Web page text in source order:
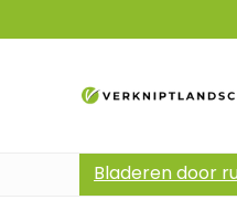
Bladeren door